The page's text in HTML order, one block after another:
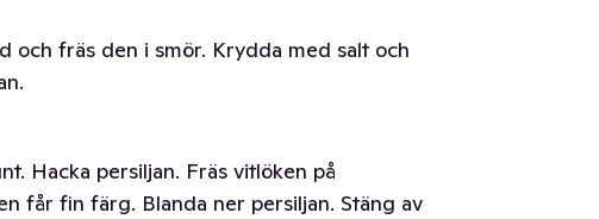
och fräs den i smör. Krydda med salt och
Hacka persiljan. Fräs vitlöken på
får fin färg. Blanda ner persiljan. Stäng av